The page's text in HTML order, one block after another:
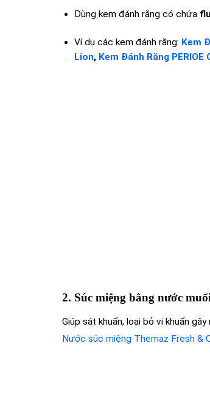
Dùng kem đánh răng có chứa
Ví dụ các kem đánh răng: Kem
Lion, Kem Đánh Răng PERIOE
2. Súc miệng bằng nước
Giúp sát khuẩn, loại bỏ vi khuẩn
Nước súc miệng Themaz Fresh &